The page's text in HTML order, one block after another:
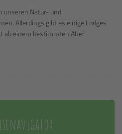
unseren Natur- und
Allerdings gibt es einige Lodges
ab einem bestimmten Alter